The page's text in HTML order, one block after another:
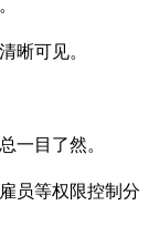
晰可见。
一目了然。
员等权限控制分